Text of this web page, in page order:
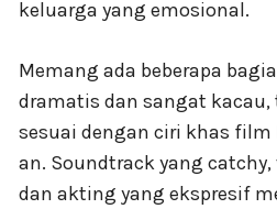
keluarga yang emosional.
Memang ada beberapa
dramatis dan sangat
sesuai dengan ciri khas film
an. Soundtrack yang
dan akting yang ekspresif